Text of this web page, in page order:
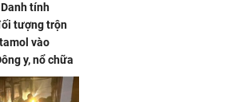
tính
tượng trộn
vào
y, nổ chữa